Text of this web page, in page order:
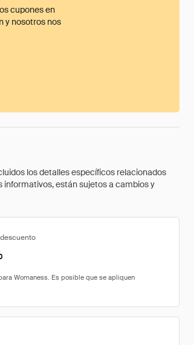
cupones en
y nosotros nos
los detalles específicos relacionados
informativos, están sujetos a cambios y